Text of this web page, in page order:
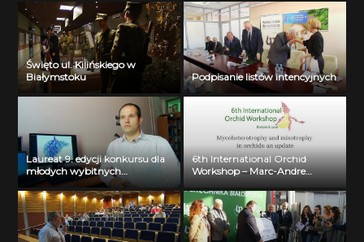
Święto ul. Kilińskiego w
Białymstoku
Podpisanie listów intencyjnych
Laureat 9. edycji konkursu dla
młodych wybitnych
naukowców- dr inż. Krzysztof
Jurczuk
6th International Orchid
Workshop – Marc-Andre
Selosse